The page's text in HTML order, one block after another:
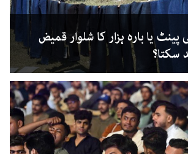
یا بارہ ہزار کا شلوار قمیض
سکتا؟